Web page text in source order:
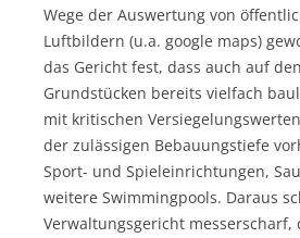
Wege der Auswertung von
Luftbildern (u.a. google maps)
das Gericht fest, dass auch auf
Grundstücken bereits vielfach
mit kritischen
der zulässigen Bebauungstiefe
Sport- und Spieleinrichtungen,
weitere Swimmingpools. Daraus
Verwaltungsgericht messerscharf,